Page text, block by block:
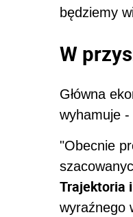
będziemy
W
Główna
wyhamuje
"Obecnie
Trajektoria
wyraźnego